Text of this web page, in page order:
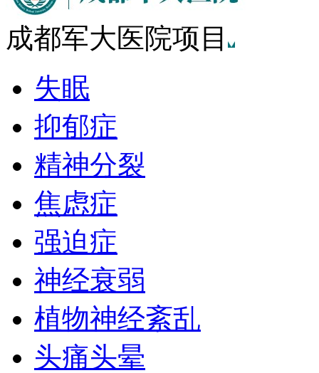
成都军大医院项目
失眠
抑郁症
精神分裂
焦虑症
强迫症
神经衰弱
植物神经紊乱
头痛头晕